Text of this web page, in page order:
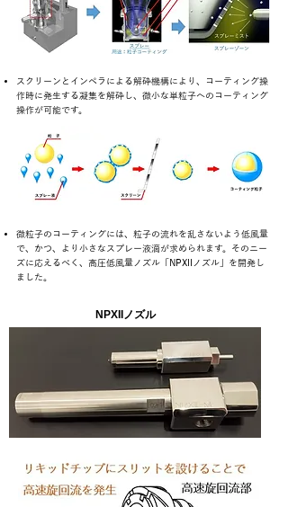
スクリーンとインペラによる解砕機構により、コーティング操
作時に発生する凝集を解砕し、微小な単粒子へのコーティング
操作が可能です。
微粒子のコーティングには、粒子の流れを乱さないよう低風量
で、かつ、より小さなスプレー液滴が求められます。そのニー
ズに応えるべく、高圧低風量ノズル「NPXIIノズル」を開発し
ました。
NPXIIノズル